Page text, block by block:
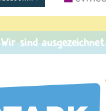
Wir sind ausgezeichnet